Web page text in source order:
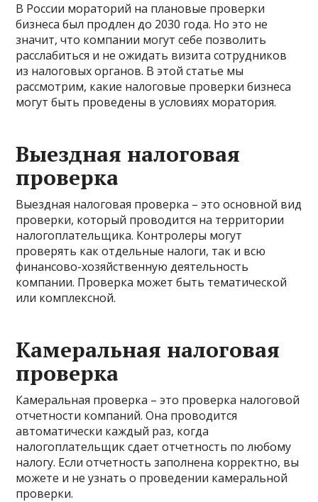
В России мораторий на плановые проверки
бизнеса был продлен до 2030 года. Но это не
значит, что компании могут себе позволить
расслабиться и не ожидать визита сотрудников
из налоговых органов. В этой статье мы
рассмотрим, какие налоговые проверки бизнеса
могут быть проведены в условиях моратория.
Выездная налоговая
проверка
Выездная налоговая проверка – это основной вид
проверки, который проводится на территории
налогоплательщика. Контролеры могут
проверять как отдельные налоги, так и всю
финансово-хозяйственную деятельность
компании. Проверка может быть тематической
или комплексной.
Камеральная налоговая
проверка
Камеральная проверка – это проверка налоговой
отчетности компаний. Она проводится
автоматически каждый раз, когда
налогоплательщик сдает отчетность по любому
налогу. Если отчетность заполнена корректно, вы
можете и не узнать о проведении камеральной
проверки.